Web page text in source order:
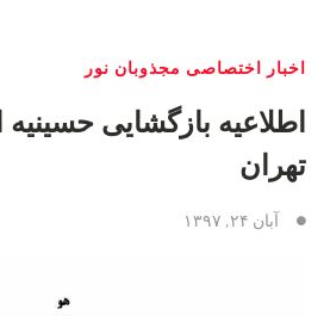
اخبار اختصاصی مجذوبان نور
اطلاعیه بازگشایی حسینیه
تهران
آبان ۲۴, ۱۳۹۷